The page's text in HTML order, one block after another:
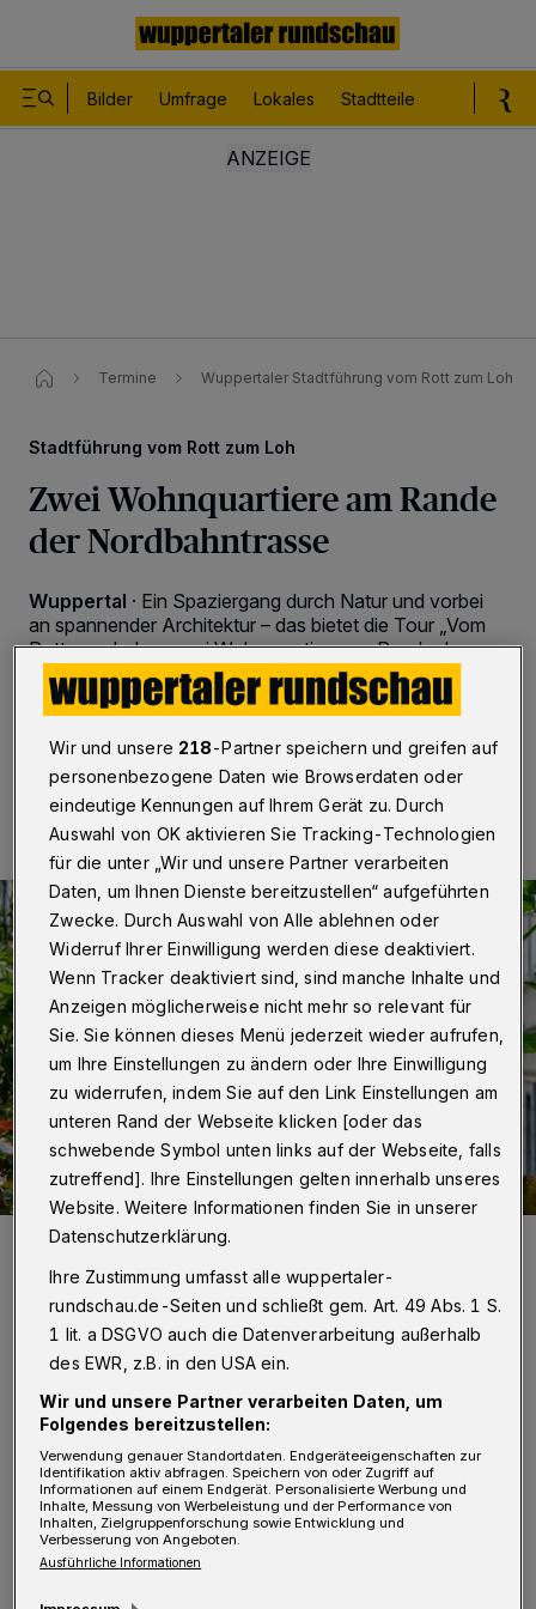
Bilder Umfrage Lokales Stadtteile
Termine Wuppertaler Stadtführung vom Rott zum Loh
Stadtführung vom Rott zum Loh
Zwei Wohnquartiere am Rande
der Nordbahntrasse
Wuppertal · Ein Spaziergang durch Natur und vorbei
an spannender Architektur – das bietet die Tour „Vom
Rott zum Loh - zwei Wohnquartiere am Rande der
Nordbahntrasse“ am Sonntag (7. Juni 2026)
02.06.2026 , 12:30 Uhr Eine Minute Lesezeit
Blick ins Quartier.
S ie startet um 11 Uhr an der Sanderstraße
und führt zunächst über den
Schönebecker Busch zum sehenswerten
Waldhof. Denn die Häuser am Waldhof, die in
den Jahren 1927/1928 entstanden sind und die
sich um einen langgezogenen, mit Bäumen
Wir und unsere 218-Partner speichern und greifen auf
personenbezogene Daten wie Browserdaten oder
eindeutige Kennungen auf Ihrem Gerät zu. Durch
Auswahl von OK aktivieren Sie Tracking-Technologien
für die unter „Wir und unsere Partner verarbeiten
Daten, um Ihnen Dienste bereitzustellen“ aufgeführten
Zwecke. Durch Auswahl von Alle ablehnen oder
Widerruf Ihrer Einwilligung werden diese deaktiviert.
Wenn Tracker deaktiviert sind, sind manche Inhalte und
Anzeigen möglicherweise nicht mehr so relevant für
Sie. Sie können dieses Menü jederzeit wieder aufrufen,
um Ihre Einstellungen zu ändern oder Ihre Einwilligung
zu widerrufen, indem Sie auf den Link Einstellungen am
unteren Rand der Webseite klicken [oder das
schwebende Symbol unten links auf der Webseite, falls
zutreffend]. Ihre Einstellungen gelten innerhalb unseres
Website. Weitere Informationen finden Sie in unserer
Datenschutzerklärung.
Ihre Zustimmung umfasst alle wuppertaler-
rundschau.de-Seiten und schließt gem. Art. 49 Abs. 1 S.
1 lit. a DSGVO auch die Datenverarbeitung außerhalb
des EWR, z.B. in den USA ein.
Wir und unsere Partner verarbeiten Daten, um
Folgendes bereitzustellen:
Verwendung genauer Standortdaten. Endgeräteeigenschaften zur
Identifikation aktiv abfragen. Speichern von oder Zugriff auf
Informationen auf einem Endgerät. Personalisierte Werbung und
Inhalte, Messung von Werbeleistung und der Performance von
Inhalten, Zielgruppenforschung sowie Entwicklung und
Verbesserung von Angeboten.
Ausführliche Informationen